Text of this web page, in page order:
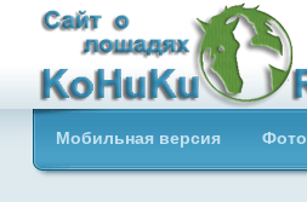
Сайт о лошадях
Приветствуем всех
лошадей и конного
Мобильная версия